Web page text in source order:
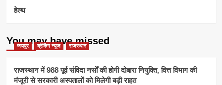
हेल्थ
You may have missed
जयपुर ब्रेकिंग न्यूज राजस्थान
राजस्थान में 988 पूर्व संविदा नर्सों की होगी दोबारा नियुक्ति, वित्त विभाग की
मंजूरी से सरकारी अस्पतालों को मिलेगी बड़ी राहत